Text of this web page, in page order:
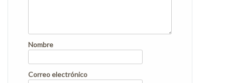
Nombre
Correo electrónico